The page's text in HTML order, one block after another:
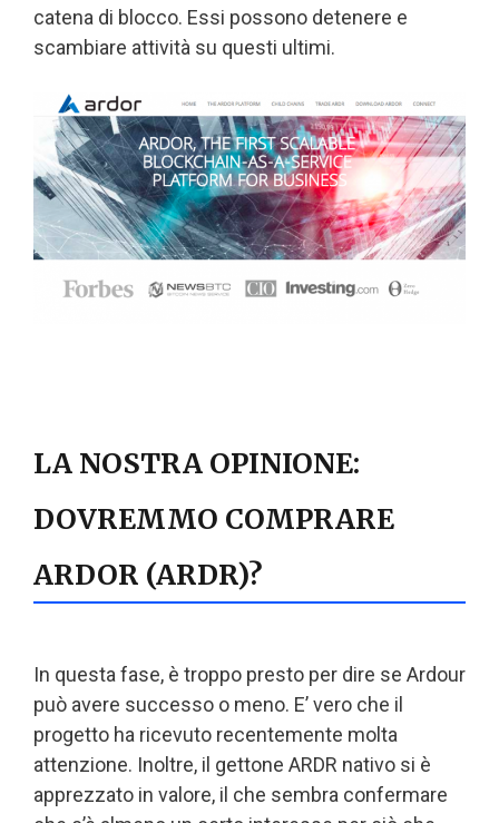
catena di blocco. Essi possono detenere e
scambiare attività su questi ultimi.
LA NOSTRA OPINIONE:
DOVREMMO COMPRARE
ARDOR (ARDR)?
In questa fase, è troppo presto per dire se Ardour
può avere successo o meno. E’ vero che il
progetto ha ricevuto recentemente molta
attenzione. Inoltre, il gettone ARDR nativo si è
apprezzato in valore, il che sembra confermare